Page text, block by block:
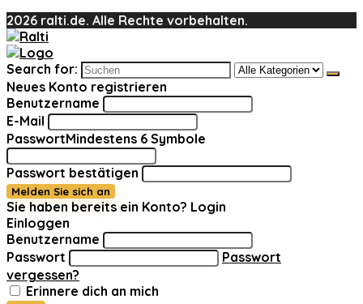
2026 ralti.de. Alle Rechte vorbehalten.
Search for:
Neues Konto registrieren
Benutzername
E-Mail
PasswortMindestens 6 Symbole
Passwort bestätigen
Melden Sie sich an
Sie haben bereits ein Konto? Login
Einloggen
Benutzername
Passwort
Passwort
vergessen?
Erinnere dich an mich